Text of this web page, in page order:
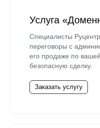
Услуга
Специалисты
переговоры с
его продаже по
безопасную сделку.
Заказать услугу